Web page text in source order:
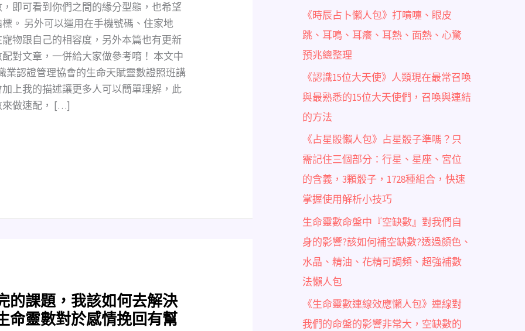
即可看到你們之間的緣分型態，也希望
。 另外可以運用在手機號碼、住家地
物跟自己的相容度，另外本篇也有更新
對文章，一併給大家做參考唷！ 本文中
業認證管理協會的生命天賦靈數證照班講
上我的描述讓更多人可以簡單理解，此
來做速配， […]
的課題，我該如何去解決
命靈數對於感情挽回有幫
《時辰占卜懶人包》打噴嚏、眼皮
跳、耳鳴、耳癢、耳熱、面熱、心驚
預兆總整理
《認識15位大天使》人類現在最常召喚
與最熟悉的15位大天使們，召喚與連結
的方法
《占星骰懶人包》占星骰子準嗎？只
需記住三個部分：行星、星座、宮位
的含義，3顆骰子，1728種組合，快速
掌握使用解析小技巧
生命靈數命盤中『空缺數』對我們自
身的影響?該如何補空缺數?透過顏色、
水晶、精油、花精可調頻、超強補數
法懶人包
《生命靈數連線效應懶人包》連線對
我們的命盤的影響非常大，空缺數的